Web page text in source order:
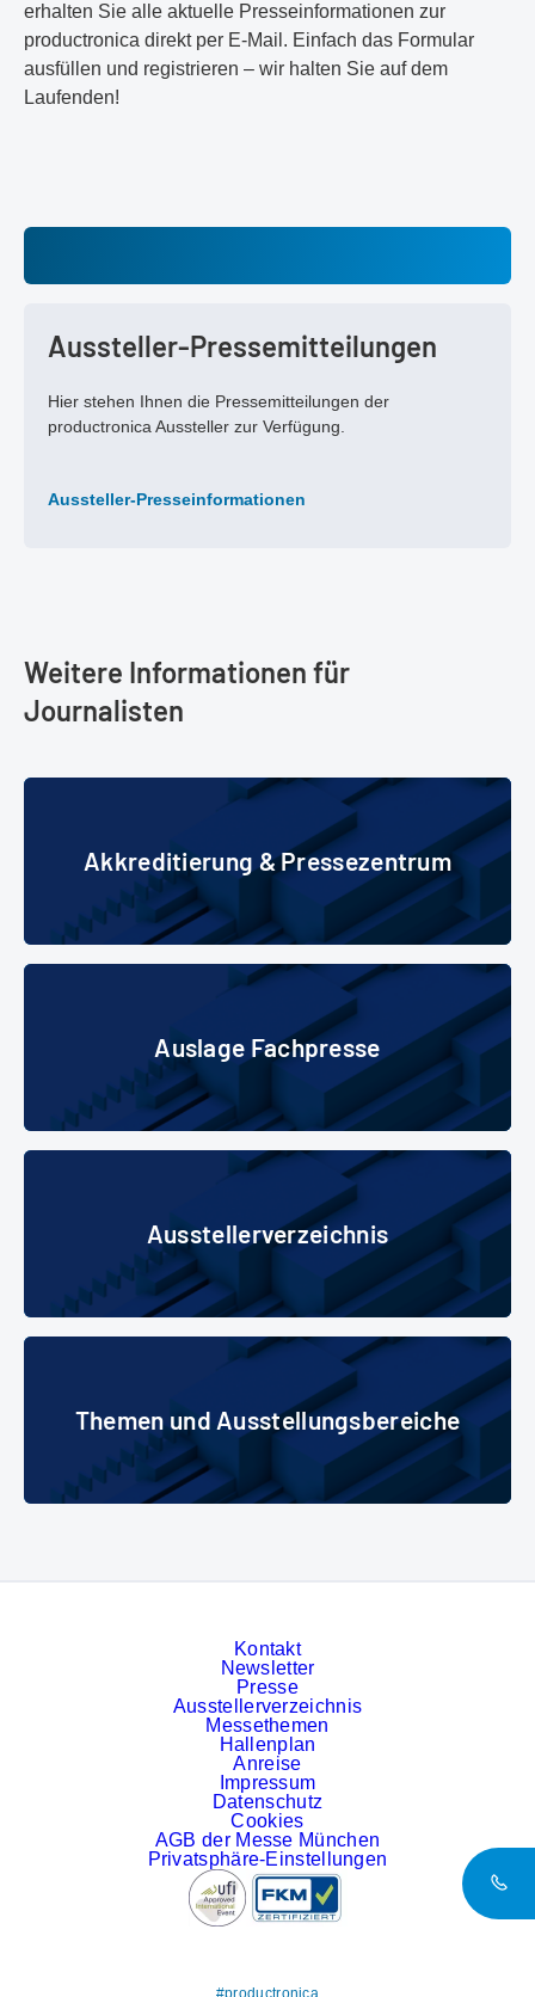
erhalten Sie alle aktuelle Presseinformationen zur
productronica direkt per E-Mail. Einfach das Formular
ausfüllen und registrieren – wir halten Sie auf dem
Laufenden!
Aussteller-Pressemitteilungen
Hier stehen Ihnen die Pressemitteilungen der
productronica Aussteller zur Verfügung.
Aussteller-Presseinformationen
Weitere Informationen für
Journalisten
Akkreditierung & Pressezentrum
Akkreditierung & Pressezentrum
Auslage Fachpresse
Auslage Fachpresse
Ausstellerverzeichnis
Ausstellerverzeichnis
Themen und Ausstellungsbereiche
Themen und Ausstellungsbereiche
Kontakt
Newsletter
Presse
Ausstellerverzeichnis
Messethemen
Hallenplan
Anreise
Impressum
Datenschutz
Cookies
AGB der Messe München
Privatsphäre-Einstellungen
#productronica